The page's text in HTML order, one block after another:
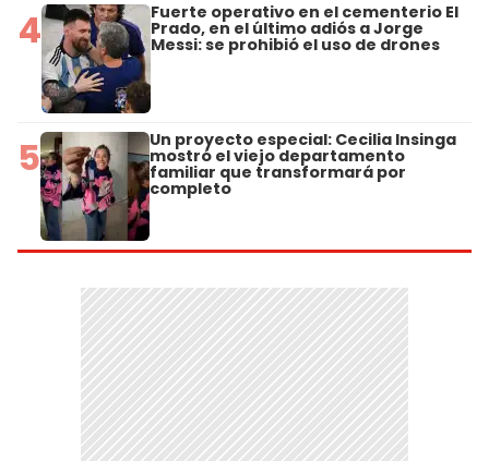
4 Fuerte operativo en el cementerio El
Prado, en el último adiós a Jorge
Messi: se prohibió el uso de drones
5 Un proyecto especial: Cecilia Insinga
mostró el viejo departamento
familiar que transformará por
completo